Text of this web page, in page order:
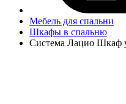
Мебель для спальни
Шкафы в спальню
Система Лацио Шкаф